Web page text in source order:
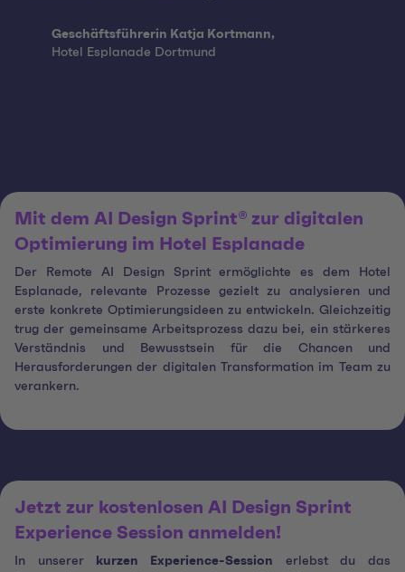
Quote from:
Geschäftsführerin Katja Kortmann,
Hotel Esplanade Dortmund
Mit dem AI Design Sprint® zur digitalen
Optimierung im Hotel Esplanade
Der Remote AI Design Sprint ermöglichte es dem Hotel
Esplanade, relevante Prozesse gezielt zu analysieren und
erste konkrete Optimierungsideen zu entwickeln. Gleichzeitig
trug der gemeinsame Arbeitsprozess dazu bei, ein stärkeres
Verständnis und Bewusstsein für die Chancen und
Herausforderungen der digitalen Transformation im Team zu
verankern.
Jetzt zur kostenlosen AI Design Sprint
Experience Session anmelden!
In unserer kurzen Experience-Session erlebst du das